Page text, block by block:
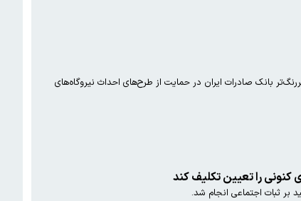
بانک صادرات ایران در حمایت از طرح‌های احداث نیروگاه‌های
را تعیین تکلیف کند
ثبات اجتماعی انجام شد.